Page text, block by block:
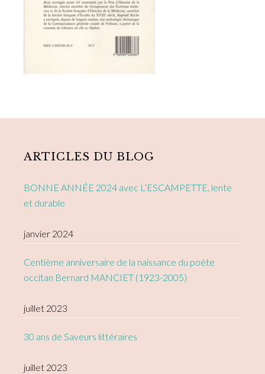
Sidebar
ARTICLES DU BLOG
BONNE ANNÉE 2024 avec L’ESCAMPETTE, lente
et durable
janvier 2024
Centième anniversaire de la naissance du poète
occitan Bernard MANCIET (1923-2005)
juillet 2023
30 ans de Saveurs littéraires
juillet 2023